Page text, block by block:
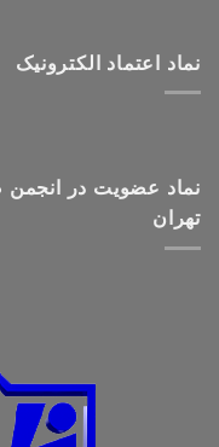
نماد اعتماد الکترونیک
نماد عضویت در انجمن
تهران